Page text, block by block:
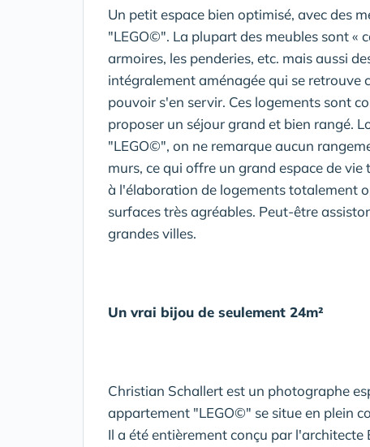
Un petit espace bien optimisé, avec des
"LEGO©". La plupart des meubles sont «
armoires, les penderies, etc. mais aussi
intégralement aménagée qui se retrouve
pouvoir s'en servir. Ces logements sont
proposer un séjour grand et bien rangé.
"LEGO©", on ne remarque aucun
murs, ce qui offre un grand espace de
à l'élaboration de logements totalement
surfaces très agréables. Peut-être
grandes villes.
Un vrai bijou de seulement 24m²
Christian Schallert est un photographe
appartement "LEGO©" se situe en plein
Il a été entièrement conçu par